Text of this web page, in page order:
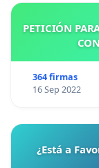
PETICIÓN
364 firmas
16 Sep 2022
¿Está a